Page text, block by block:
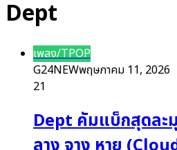
Dept
เพลง/TPOP
G24NEWพฤษภาคม 11, 2026
21
Dept คัมแบ็กสุดละ